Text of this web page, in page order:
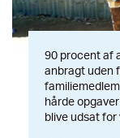
90 procent af
anbragt uden
hårde
blive udsat for